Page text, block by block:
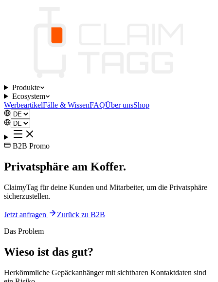
Produkte
Ecosystem
WerbeartikelFälle & WissenFAQÜber unsShop
B2B Promo
Privatsphäre am Koffer.
ClaimyTag für deine Kunden und Mitarbeiter, um die Privatsphäre
sicherzustellen.
Jetzt anfragen
Zurück zu B2B
Das Problem
Wieso ist das gut?
Herkömmliche Gepäckanhänger mit sichtbaren Kontaktdaten sind